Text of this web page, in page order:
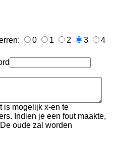
0 1 2 3
4
is mogelijk x-en te
Indien je een fout maakte,
oude zal worden